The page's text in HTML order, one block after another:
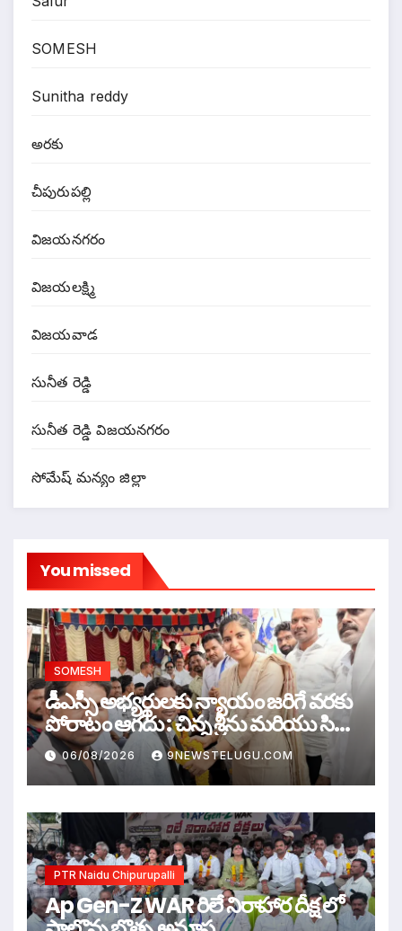
SOMESH
Sunitha reddy
అరకు
చీపురుపల్లి
విజయనగరం
విజయలక్ష్మి
విజయవాడ
సునీత రెడ్డి
సునీత రెడ్డి విజయనగరం
సోమేష్ మన్యం జిల్లా
You missed
SOMESH
డీఎస్సీ అభ్యర్థులకు న్యాయం జరిగే వరకు
పోరాటం ఆగదు : చిన్న శ్రీను మరియు సిరి
సహస్ర
06/08/2026 9NEWSTELUGU.COM
PTR Naidu Chipurupalli
Ap Gen-Z WAR రిలే నిరాహార దీక్ష లో